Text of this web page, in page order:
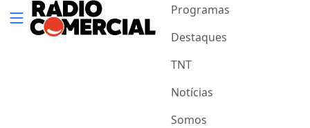
Programas
Destaques
TNT
Notícias
Somos